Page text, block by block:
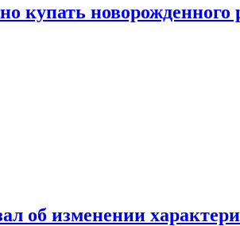
купать
об изменении